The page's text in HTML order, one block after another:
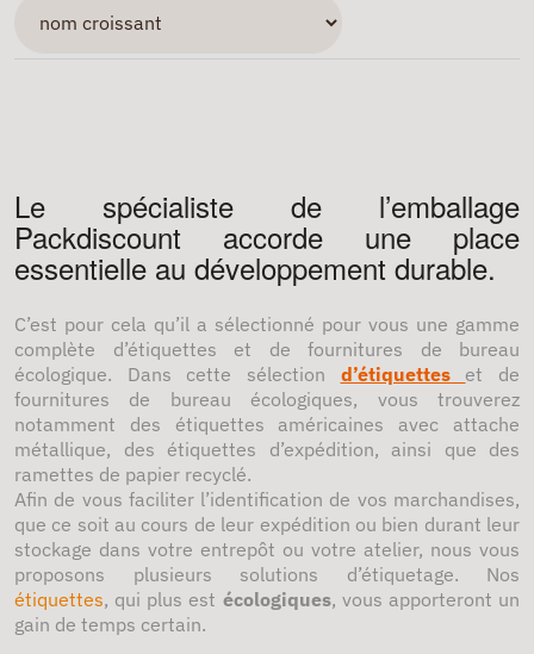
Le spécialiste de l’emballage
Packdiscount accorde une place
essentielle au développement durable.
C’est pour cela qu’il a sélectionné pour vous une gamme
complète d’étiquettes et de fournitures de bureau
écologique. Dans cette sélection d’étiquettes et de
fournitures de bureau écologiques, vous trouverez
notamment des étiquettes américaines avec attache
métallique, des étiquettes d’expédition, ainsi que des
ramettes de papier recyclé.
Afin de vous faciliter l’identification de vos marchandises,
que ce soit au cours de leur expédition ou bien durant leur
stockage dans votre entrepôt ou votre atelier, nous vous
proposons plusieurs solutions d’étiquetage. Nos
étiquettes, qui plus est écologiques, vous apporteront un
gain de temps certain.